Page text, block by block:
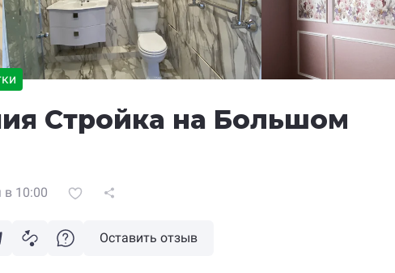
Стройка на Большом
в 10:00
Оставить отзыв